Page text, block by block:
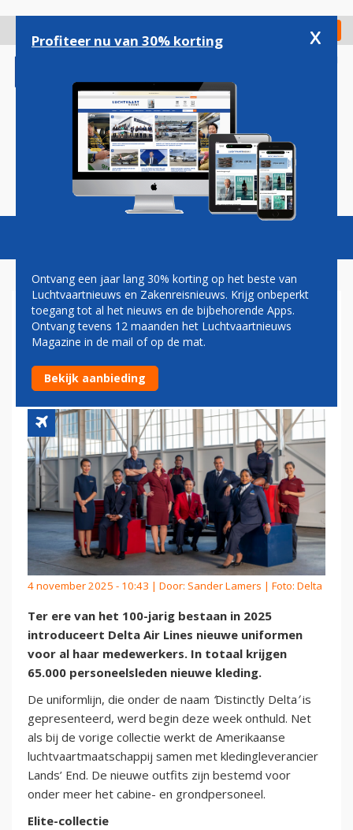
gaan
Check in
Magazine Podcasts Vacatures
DELTA VIERT 100-JARIG
JUBILEUM MET NIEUWE
UNIFORMEN
4 november 2025 - 10:43 | Door: Sander Lamers | Foto: Delta
Ter ere van het 100-jarig bestaan in 2025
introduceert Delta Air Lines nieuwe uniformen
voor al haar medewerkers. In totaal krijgen
65.000 personeelsleden nieuwe kleding.
De uniformlijn, die onder de naam ‘Distinctly Delta’is
gepresenteerd, werd begin deze week onthuld. Net
als bij de vorige collectie werkt de Amerikaanse
luchtvaartmaatschappij samen met kledingleverancier
Lands’ End. De nieuwe outfits zijn bestemd voor
onder meer het cabine- en grondpersoneel.
Elite-collectie
Profiteer nu van 30% korting x
Ontvang een jaar lang 30% korting op het beste van
Luchtvaartnieuws en Zakenreisnieuws. Krijg onbeperkt
toegang tot al het nieuws en de bijbehorende Apps.
Ontvang tevens 12 maanden het Luchtvaartnieuws
Magazine in de mail of op de mat.
Bekijk aanbieding